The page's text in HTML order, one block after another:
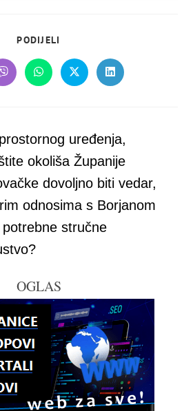
PODIJELI
CONTENT
Opens
in
Opens
in
Opens
in
Opens
in
uređenja,
okoliša Županije
dovoljno biti vedar,
odnosima s Borjanom
stručne
OGLAS